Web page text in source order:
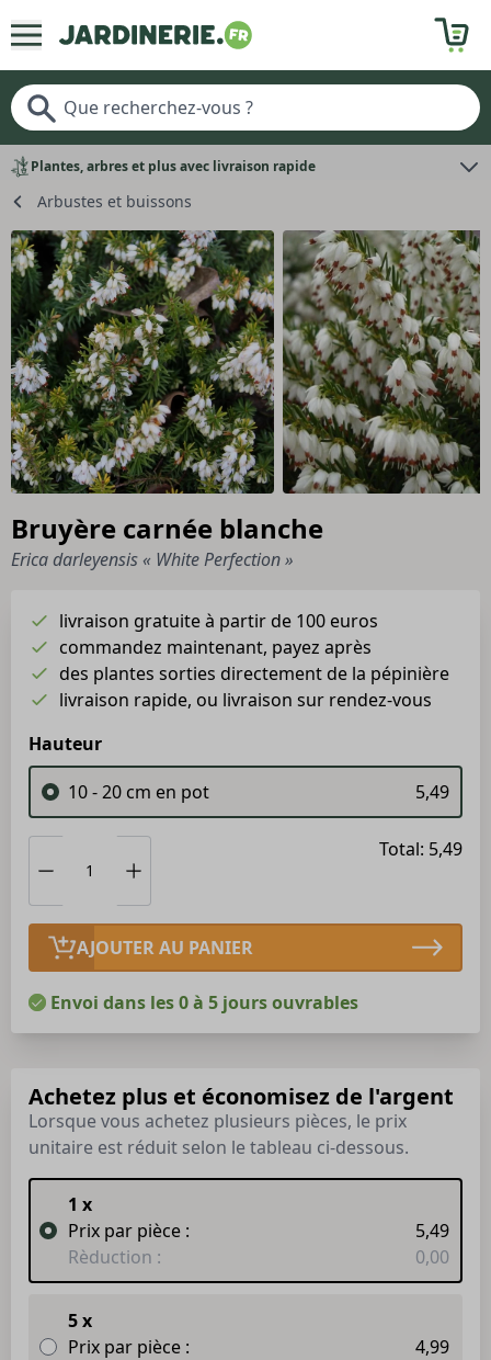
Plantes, arbres et plus avec livraison rapide
Arbustes et buissons
Bruyère carnée blanche
Erica darleyensis « White Perfection »
livraison gratuite à partir de 100 euros
commandez maintenant, payez après
des plantes sorties directement de la pépinière
livraison rapide, ou livraison sur rendez-vous
Hauteur
10 - 20 cm en pot
5,49
AJOUTER AU PANIER
Total: 5,49
Envoi dans les 0 à 5 jours ouvrables
Achetez plus et économisez de l'argent
Lorsque vous achetez plusieurs pièces, le prix
unitaire est réduit selon le tableau ci-dessous.
1 x
Prix par pièce :
5,49
Rèduction :
0,00
5 x
Prix par pièce :
4,99